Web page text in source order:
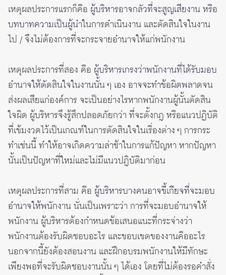
เหตุผลประการแรกก็คือ ผู้บริหารอาจกลัวที่จะสูญเสียงาน หรือ
บทบาทความเป็นผู้นำในการดำเนินงาน และตัดสินใจในงาน
ไป / จึงไม่ต้องการที่จะกระจายอำนาจให้แก่พนักงาน
เหตุผลประการที่สอง คือ ผู้บริหารเกรงว่าพนักงานที่ได้รับมอบ
อำนาจให้ตัดสินใจในงานนั้น ๆ เอง อาจจะทำข้อผิดพลาดจน
ส่งผลเสียแก่องค์การ จะเป็นอย่างไรหากพนักงานผู้นั้นตัดสิน
ใจผิด ผู้บริหารจึงรู้สึกปลอดภัยกว่า ที่จะตั้งกฎ หรือแนวปฏิบัติ
ที่เข้มงวดไว้เป็นเกณฑ์ในการตัดสินใจในเรื่องต่าง ๆ การกระ
ทำเช่นนี้ ทำให้อาจเกิดความล่าช้าในการแก้ปัญหา หากปัญหา
นั้นเป็นปัญหาที่ใหม่และไม่มีแนวปฎิบัติมาก่อน
เหตุผลประการที่สาม คือ ผู้บริหารบางคนอาจขี้เกียจที่จะมอบ
อำนาจให้พนักงานนั่นเป็นเพราะว่า การที่จะมอบอำนาจให้
พนักงาน ผู้บริหารต้องกำหนดข้อเสนอแนะที่กระจ่างว่า
พนักงานต้องรับผิดชอบอะไร และขอบเขตของงานคืออะไร
นอกจากนี้ยังต้องสอนงาน และฝึกอบรมพนักงานให้มีทักษะ
เพียงพอที่จะรับผิดชอบงานนั้น ๆ ได้เอง โดยที่ไม่ต้องรอคำสั่ง